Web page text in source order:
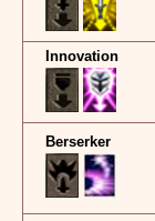
Innovation
Berserker